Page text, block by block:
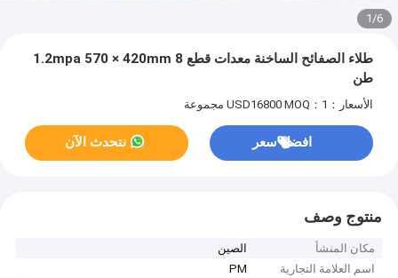
1/6
طلاء الصفائح الساخنة معدات قطع 1.2mpa 570 × 420mm 8
طن
الأسعار：USD16800 MOQ：1 مجموعة
افضل سعر نتحدث الآن
منتوج وصف
مكان المنشأ
الصين
اسم العلامة التجارية
PM